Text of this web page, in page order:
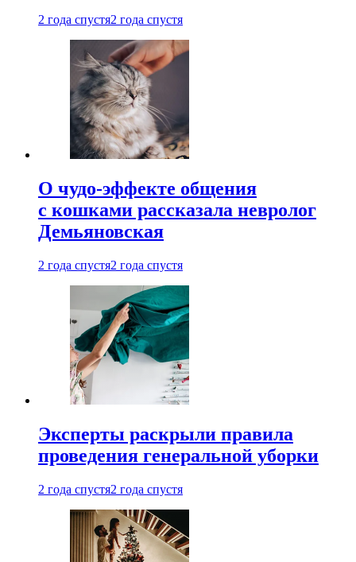
2 года спустя2 года спустя
О чудо-эффекте общения
с кошками рассказала невролог
Демьяновская
2 года спустя2 года спустя
Эксперты раскрыли правила
проведения генеральной уборки
2 года спустя2 года спустя